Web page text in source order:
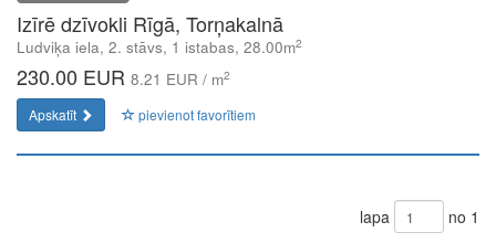
Izīrē dzīvokli Rīgā, Torņakalnā
Ludviķa iela, 2. stāvs, 1 istabas, 28.00m2
230.00 EUR 8.21 EUR / m2
Apskatīt pievienot favorītiem
lapa no 1